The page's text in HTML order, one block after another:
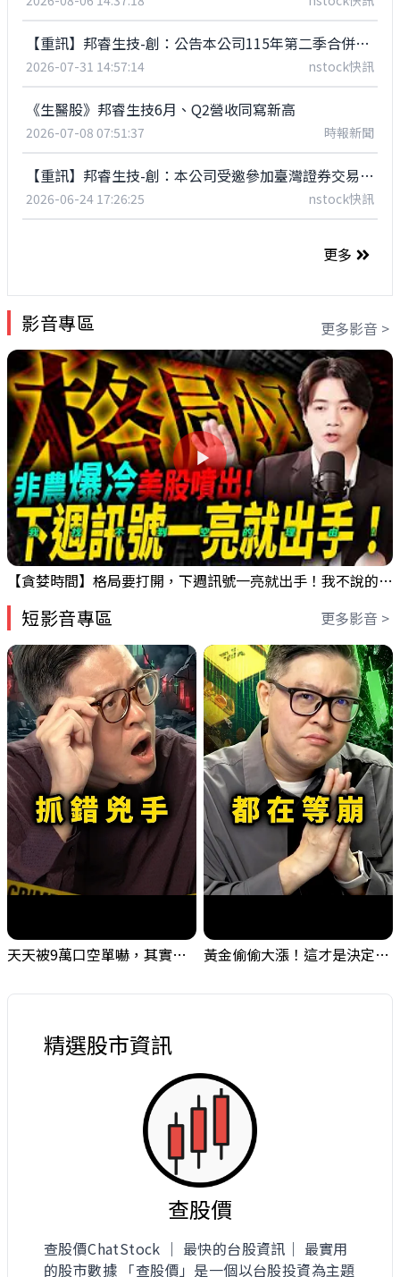
【重訊】邦睿生技-創：公告本公司115年第二季合併財務報告董事會預計召開日期
2026-07-31 14:57:14 nstock快訊
《生醫股》邦睿生技6月、Q2營收同寫新高
2026-07-08 07:51:37 時報新聞
【重訊】邦睿生技-創：本公司受邀參加臺灣證券交易所舉辦之創新板公司法人說明會
2026-06-24 17:26:25 nstock快訊
更多
影音專區 更多影音 >
【貪婪時間】格局要打開，下週訊號一亮就出手！我不說的話還真一堆人不知道！｜錢進大趨勢 Mr.智霖 陳 2026/08/08
短影音專區 更多影音 >
天天被9萬口空單嚇，其實你盯錯地方了｜Mr.Jimmy高志銘 #台股 #外資期貨 #融資 黃金偷偷大漲！這才是決定台股生死的「真風向球」！｜Mr.Jimmy高志銘 #黃金 #美元指數 #聯準會
精選股市資訊
查股價
查股價ChatStock ｜ 最快的台股資訊｜ 最實用
的股市數據 「查股價」是一個以台股投資為主題